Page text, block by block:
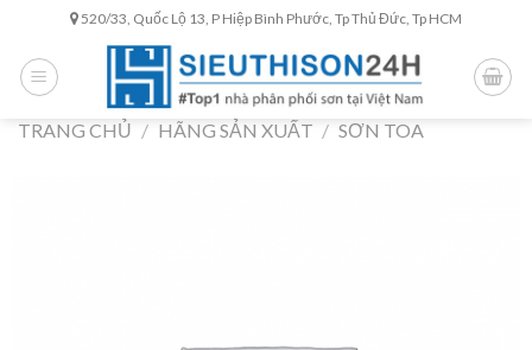
content
520/33, Quốc Lộ 13, P Hiệp Bình Phước, Tp Thủ Đức, Tp HCM
TRANG CHỦ / HÃNG SẢN XUẤT / SƠN TOA